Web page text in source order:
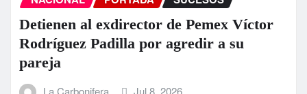
Detienen al exdirector de Pemex Víctor
Rodríguez Padilla por agredir a su
pareja
La Carbonifera Jul 8, 2026